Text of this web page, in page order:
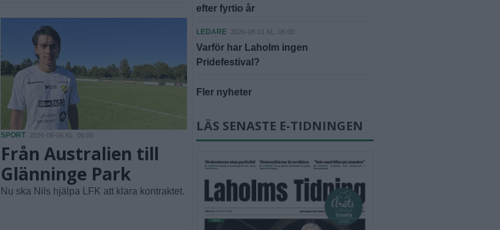
SPORT 2026-08-06 KL. 06:00
Från Australien till
Glänninge Park
Nu ska Nils hjälpa LFK att klara kontraktet.
efter fyrtio år
LEDARE 2026-08-01 KL. 06:00
Varför har Laholm ingen
Pridefestival?
Fler nyheter
LÄS SENASTE E-TIDNINGEN